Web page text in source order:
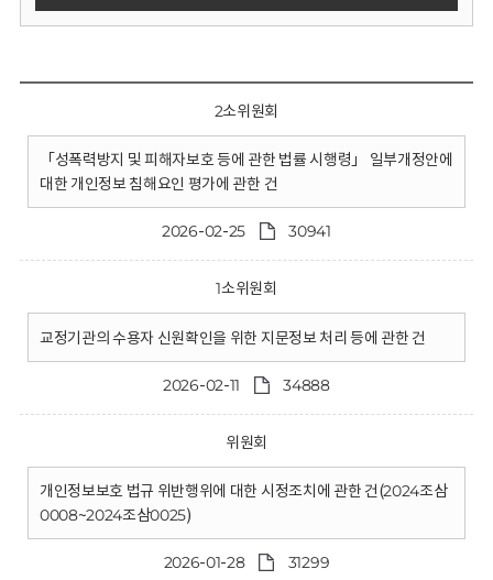
2소위원회
「성폭력방지 및 피해자보호 등에 관한 법률 시행령」 일부개정안에
대한 개인정보 침해요인 평가에 관한 건
2026-02-25 30941
1소위원회
교정기관의 수용자 신원확인을 위한 지문정보 처리 등에 관한 건
2026-02-11 34888
위원회
개인정보보호 법규 위반행위에 대한 시정조치에 관한 건(2024조삼
0008~2024조삼0025)
2026-01-28 31299